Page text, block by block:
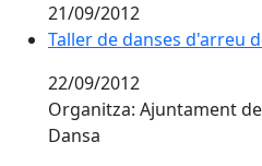
21/09/2012
Taller de danses d'arreu
22/09/2012
Organitza: Ajuntament
Dansa